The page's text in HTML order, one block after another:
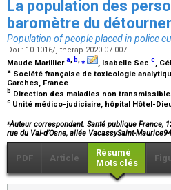
La population des
baromètre du
Population of people placed in police
Doi : 10.1016/j.therap.2020.07.007
Maude Marilliera, b,⁎ , Isabelle Sec c,
a Société française de toxicologie
Garches, France
b Direction des maladies non
c Unité médico-judiciaire, hôpital Hôtel-
⁎Auteur correspondant. Santé publique France,
rue du Val-d’Osne, allée VacassySaint-
PDF Article
Résumé
Mots clés